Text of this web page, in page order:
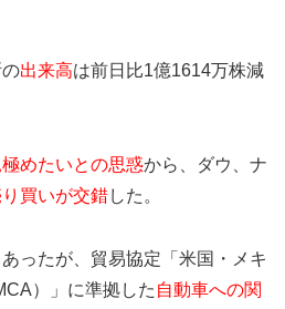
出来高は前日比1億1614万株減
めたいとの思惑から、ダウ、ナ
買いが交錯した。
ったが、貿易協定「米国・メキ
）」に準拠した 自動車への関